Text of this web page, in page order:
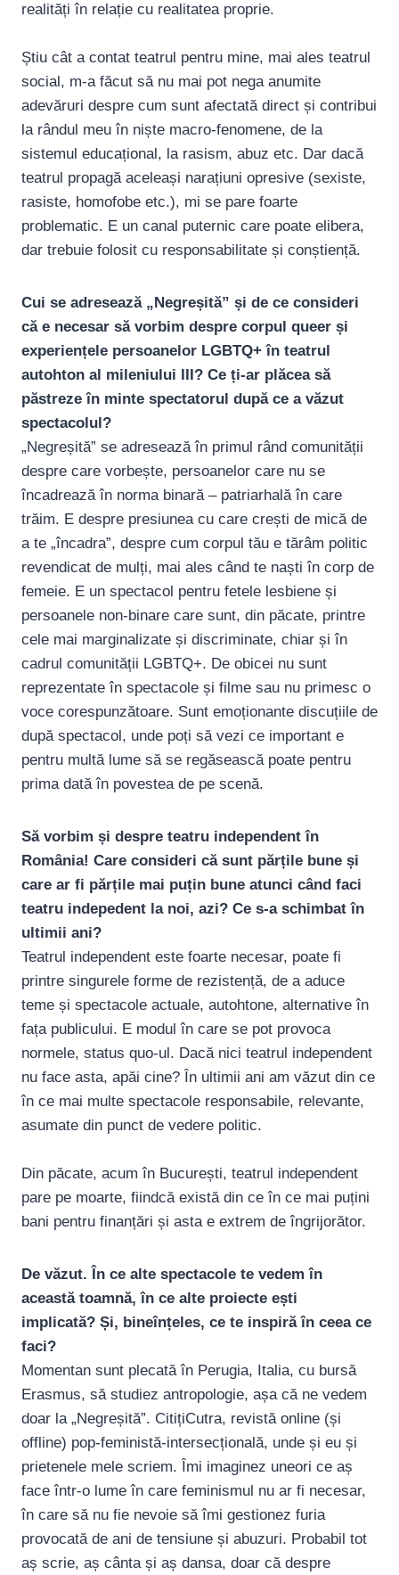
realități în relație cu realitatea proprie.
Știu cât a contat teatrul pentru mine, mai ales teatrul
social, m-a făcut să nu mai pot nega anumite
adevăruri despre cum sunt afectată direct și contribui
la rândul meu în niște macro-fenomene, de la
sistemul educațional, la rasism, abuz etc. Dar dacă
teatrul propagă aceleași narațiuni opresive (sexiste,
rasiste, homofobe etc.), mi se pare foarte
problematic. E un canal puternic care poate elibera,
dar trebuie folosit cu responsabilitate și conștiență.
Cui se adresează „Negreșită” și de ce consideri
că e necesar să vorbim despre corpul queer și
experiențele persoanelor LGBTQ+ în teatrul
autohton al mileniului III? Ce ți-ar plăcea să
păstreze în minte spectatorul după ce a văzut
spectacolul?
„Negreșită” se adresează în primul rând comunității
despre care vorbește, persoanelor care nu se
încadrează în norma binară – patriarhală în care
trăim. E despre presiunea cu care crești de mică de
a te „încadra”, despre cum corpul tău e tărâm politic
revendicat de mulți, mai ales când te naști în corp de
femeie. E un spectacol pentru fetele lesbiene și
persoanele non-binare care sunt, din păcate, printre
cele mai marginalizate și discriminate, chiar și în
cadrul comunității LGBTQ+. De obicei nu sunt
reprezentate în spectacole și filme sau nu primesc o
voce corespunzătoare. Sunt emoționante discuțiile de
după spectacol, unde poți să vezi ce important e
pentru multă lume să se regăsească poate pentru
prima dată în povestea de pe scenă.
Să vorbim și despre teatru independent în
România! Care consideri că sunt părțile bune și
care ar fi părțile mai puțin bune atunci când faci
teatru indepedent la noi, azi? Ce s-a schimbat în
ultimii ani?
Teatrul independent este foarte necesar, poate fi
printre singurele forme de rezistență, de a aduce
teme și spectacole actuale, autohtone, alternative în
fața publicului. E modul în care se pot provoca
normele, status quo-ul. Dacă nici teatrul independent
nu face asta, apăi cine? În ultimii ani am văzut din ce
în ce mai multe spectacole responsabile, relevante,
asumate din punct de vedere politic.
Din păcate, acum în București, teatrul independent
pare pe moarte, fiindcă există din ce în ce mai puțini
bani pentru finanțări și asta e extrem de îngrijorător.
De văzut. În ce alte spectacole te vedem în
această toamnă, în ce alte proiecte ești
implicată? Și, bineînțeles, ce te inspiră în ceea ce
faci?
Momentan sunt plecată în Perugia, Italia, cu bursă
Erasmus, să studiez antropologie, așa că ne vedem
doar la „Negreșită”. CitițiCutra, revistă online (și
offline) pop-feministă-intersecțională, unde și eu și
prietenele mele scriem. Îmi imaginez uneori ce aș
face într-o lume în care feminismul nu ar fi necesar,
în care să nu fie nevoie să îmi gestionez furia
provocată de ani de tensiune și abuzuri. Probabil tot
aș scrie, aș cânta și aș dansa, doar că despre